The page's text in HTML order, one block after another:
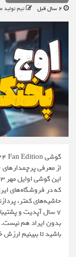
تیم تولید
که در فروشگاه‌های
حاشیه‌های کمتر،
7 سال آپدیت و
باشید تا ببینیم ارزش